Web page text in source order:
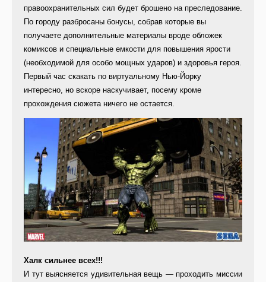
правоохранительных сил будет брошено на преследование.
По городу разбросаны бонусы, собрав которые вы
получаете дополнительные материалы вроде обложек
комиксов и специальные емкости для повышения ярости
(необходимой для особо мощных ударов) и здоровья героя.
Первый час скакать по виртуальному Нью-Йорку
интересно, но вскоре наскучивает, посему кроме
прохождения сюжета ничего не остается.
Халк сильнее всех!!!
И тут выясняется удивительная вещь — проходить миссии